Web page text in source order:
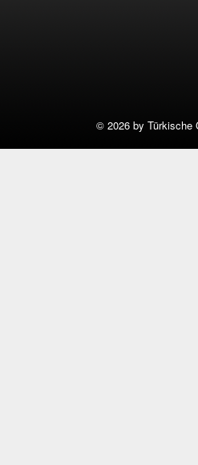
© 2026 by Türkische